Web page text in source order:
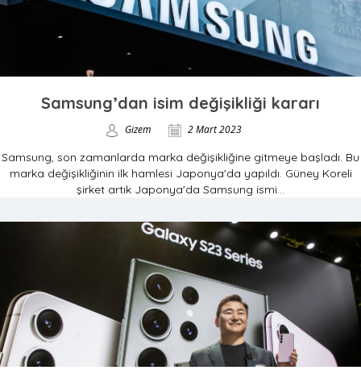
Samsung’dan isim değişikliği kararı
Gizem 2 Mart 2023
Samsung, son zamanlarda marka değişikliğine gitmeye başladı. Bu
marka değişikliğinin ilk hamlesi Japonya'da yapıldı. Güney Koreli
şirket artık Japonya'da Samsung ismi...